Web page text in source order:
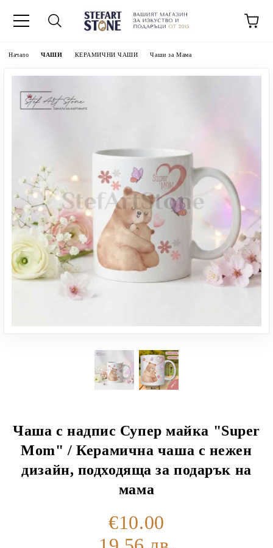
Начало ЧАШИ КЕРАМИЧНИ ЧАШИ Чаши за Мама
Чаша с надпис Супер майка "Super
Mom" / Керамична чаша с нежен
дизайн, подходяща за подарък на
мама
€10.00